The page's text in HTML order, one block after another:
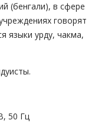
(бенгали), в сфере
говорят
языки урду, чакма,
50 Гц